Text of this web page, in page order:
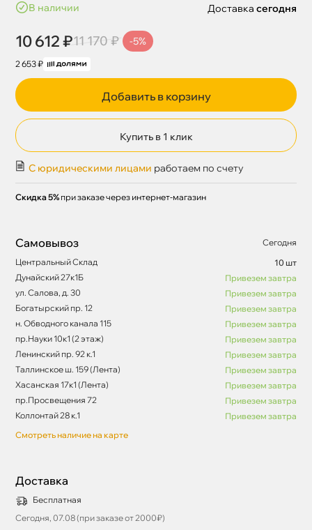
наличии
10 612 ₽11 170 ₽ -5%
2 653 ₽
Доставка сегодня
Добавить в корзину
Купить в 1 клик
С юридическими лицами работаем по счету
Скидка 5% при заказе через интернет-магазин
Самовывоз
Сегодня
Центральный Склад
10 шт
Дунайский 27к1Б
Привезем завтра
ул. Салова, д. 30
Привезем завтра
Богатырский пр. 12
Привезем завтра
н. Обводного канала 115
Привезем завтра
пр.Науки 10к1 (2 этаж)
Привезем завтра
Ленинский пр. 92 к.1
Привезем завтра
Таллинское ш. 159 (Лента)
Привезем завтра
Хасанская 17к1 (Лента)
Привезем завтра
пр.Просвещения 72
Привезем завтра
Коллонтай 28 к.1
Привезем завтра
Смотреть наличие на карте
Доставка
Бесплатная
Сегодня, 07.08 (при заказе от 2000₽)